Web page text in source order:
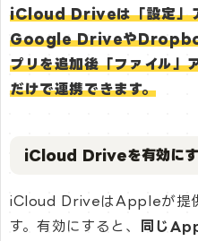
iCloud Driveは「設定」
Google DriveやDropbox
プリを追加後「ファイル」
だけで連携できます。
iCloud Driveを有効にす
iCloud DriveはAppleが提
す。有効にすると、
同じ